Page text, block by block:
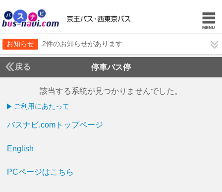
お知らせ 2件のお知らせがあります
戻る 停車バス停
該当する系統が見つかりませんでした。
ご利用にあたって
バスナビ.comトップページ
English
PCページはこちら